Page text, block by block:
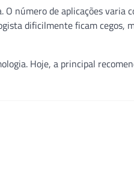
número de aplicações varia
dificilmente ficam cegos,
Hoje, a principal